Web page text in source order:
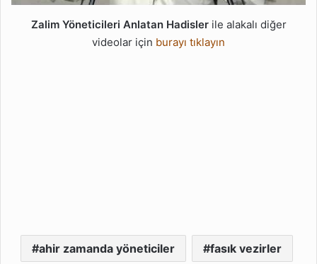
Zalim Yöneticileri Anlatan Hadislerile alakalı diğer
videolar için burayı tıklayın
ahir zamanda yöneticiler fasık vezirler